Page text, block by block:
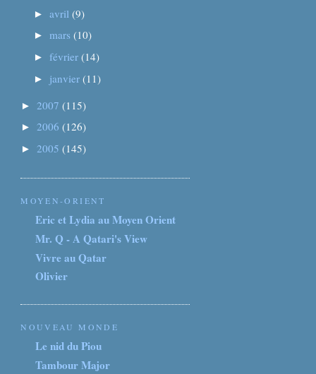
►avril(9)
► mars(10)
►février(14)
► janvier(11)
►2007(115)
►2006(126)
►2005(145)
MOYEN-ORIENT
Eric et Lydia au Moyen Orient
Mr. Q - A Qatari's View
Vivre au Qatar
Olivier
NOUVEAU MONDE
Le nid du Piou
Tambour Major